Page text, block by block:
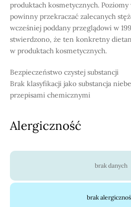
produktach kosmetycznych.
powinny przekraczać zalecanych
wcześniej poddany przeglądowi w
stwierdzono, że ten konkretny
w produktach kosmetycznych.
Bezpieczeństwo czystej substancji
Brak klasyfikacji jako substancja
przepisami chemicznymi
Alergiczność
brak danych
brak